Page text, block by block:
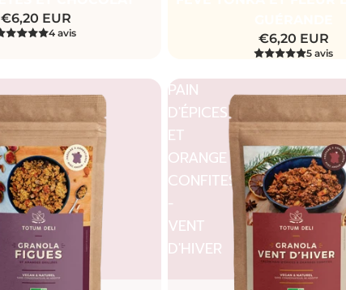
€6,20 EUR
4 avis
€6,20 EUR
5 avis
PAIN
D'ÉPICES
ET
ORANGE
CONFITES
-
VENT
D'HIVER